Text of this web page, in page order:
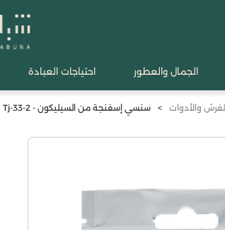
الجمال والعطور احتياجات العبادة
الفرش والأدوات > سنسي إسفنجة من السيليكون - Tj-33-2